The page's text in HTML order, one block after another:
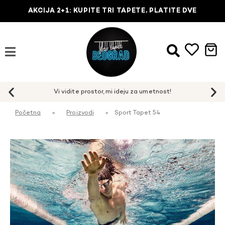
AKCIJA 2+1: KUPITE TRI TAPETE, PLATITE DVE
Početna » Proizvodi » Sport Tapet 54